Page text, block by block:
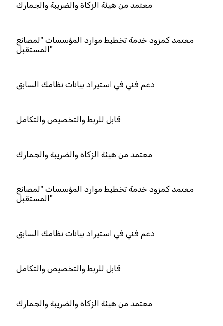
من هيئة الزكاة والضريبة والجمارك
تخطيط موارد المؤسسات "لمصانع
فني في استيراد بيانات نظامك السابق
قابل للربط والتخصيص والتكامل
من هيئة الزكاة والضريبة والجمارك
تخطيط موارد المؤسسات "لمصانع
فني في استيراد بيانات نظامك السابق
قابل للربط والتخصيص والتكامل
من هيئة الزكاة والضريبة والجمارك